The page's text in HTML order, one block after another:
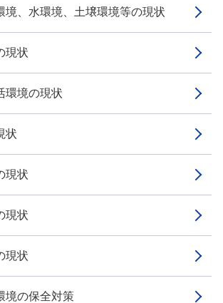
、水環境、土壌環境等の現状
現状
境の現状
状
現状
現状
現状
の保全対策